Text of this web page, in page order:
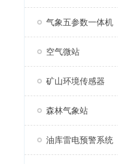
气象五参数一体机
空气微站
矿山环境传感器
森林气象站
油库雷电预警系统